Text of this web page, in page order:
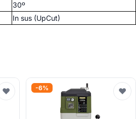
30º
In sus (UpCut)
♥ -6% ♥